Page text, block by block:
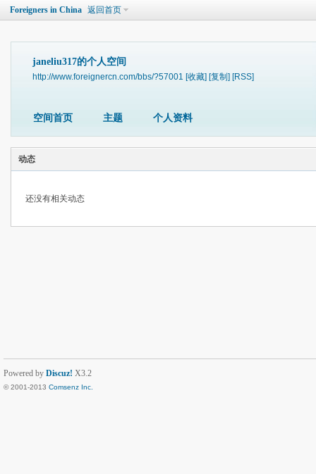
Foreigners in China 返回首页
janeliu317的个人空间
http://www.foreignercn.com/bbs/?57001 [收藏] [复制] [RSS]
空间首页 主题 个人资料
动态
还没有相关动态
Powered by Discuz! X3.2
© 2001-2013 Comsenz Inc.